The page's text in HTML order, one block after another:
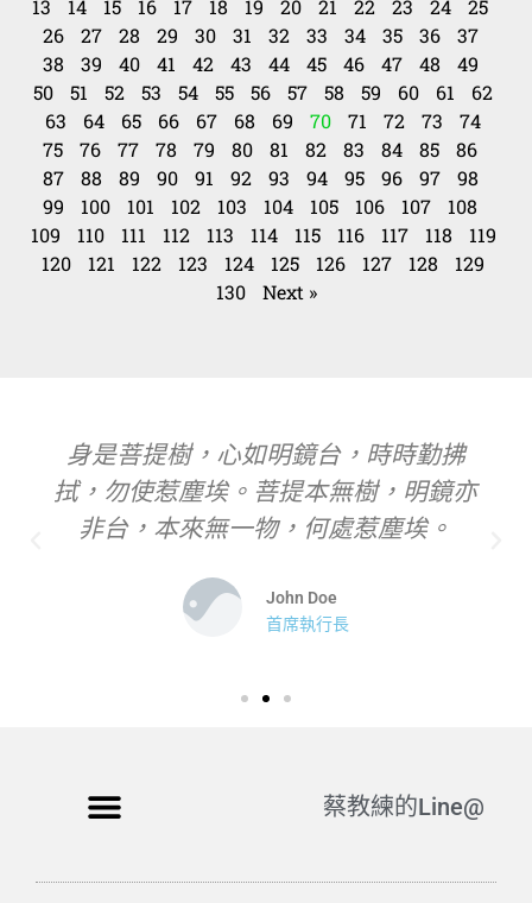
13
14 15 16 17 18 19 20 21 22 23 24
25
26
27 28 29 30 31 32 33 34 35 36
37
38
39 40 41 42 43 44 45 46 47 48
49
50
51 52 53 54 55 56 57 58 59 60 61
62
63
64 65 66 67 68 69 70 71 72 73
74
75
76 77 78 79 80 81 82 83 84 85
86
87
88 89 90 91 92 93 94 95 96 97
98
99
100 101 102 103 104 105 106 107
108
109
110 111 112 113 114 115 116 117 118
119
120
121 122 123 124 125 126 127 128
129
130
Next »
身是菩提樹，心如明鏡台，時時勤拂
拭，勿使惹塵埃。菩提本無樹，明鏡亦
非台，本來無一物，何處惹塵埃。
John Doe
首席執行長
蔡教練的Line@